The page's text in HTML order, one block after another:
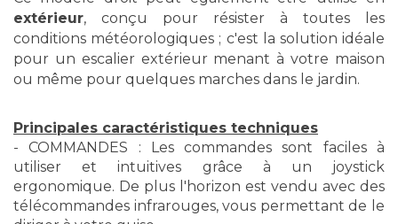
extérieur, conçu pour résister à toutes les
conditions météorologiques ; c'est la solution idéale
pour un escalier extérieur menant à votre maison
ou même pour quelques marches dans le jardin.
Principales caractéristiques techniques
- COMMANDES : Les commandes sont faciles à
utiliser et intuitives grâce à un joystick
ergonomique. De plus l'horizon est vendu avec des
télécommandes infrarouges, vous permettant de le